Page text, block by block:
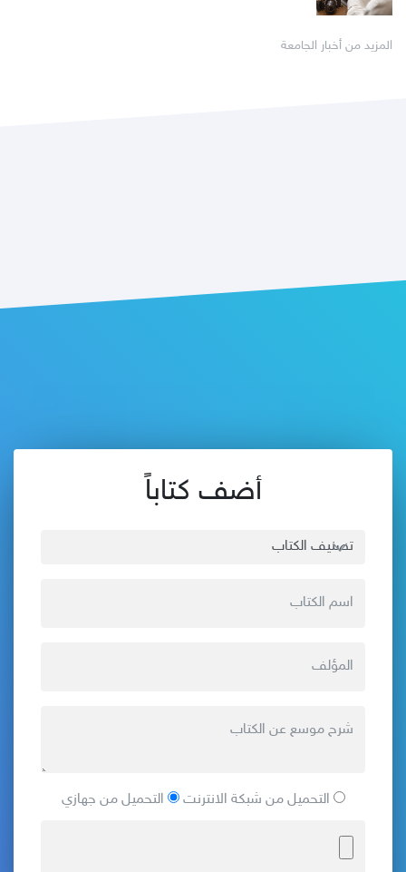
المزيد من أخبار الجامعة
أضف كتاباً
التحميل من شبكة الانترنت التحميل من جهازي